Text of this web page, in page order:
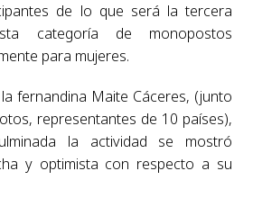
de lo que será la tercera
categoría de monopostos
para mujeres.
fernandina Maite Cáceres, (junto
representantes de 10 países),
la actividad se mostró
y optimista con respecto a su